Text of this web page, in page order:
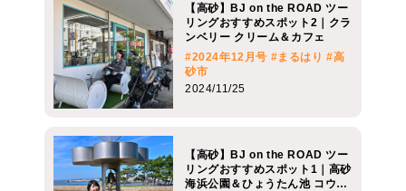
【高砂】BJ on the ROAD ツー
リングおすすめスポット2｜クラ
ンベリー クリーム＆カフェ
#2024年12月号 #まるはり #高
砂市
2024/11/25
【高砂】BJ on the ROAD ツー
リングおすすめスポット1｜高砂
海浜公園＆ひょうたん池 コウ…